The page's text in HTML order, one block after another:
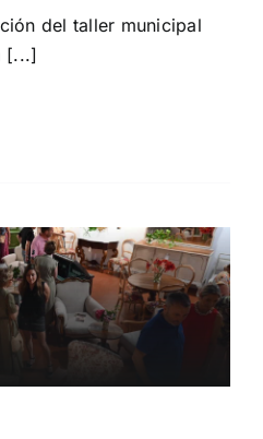
del taller municipal
[...]